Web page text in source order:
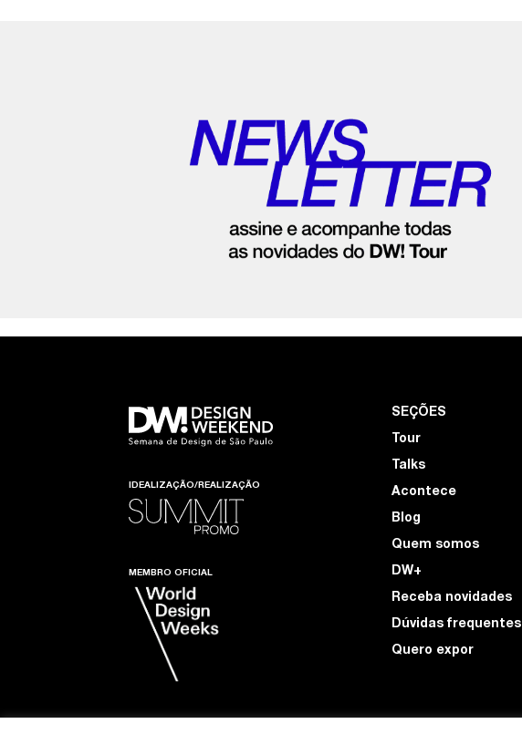
IDEALIZAÇÃO/REALIZAÇÃO
MEMBRO OFICIAL
SEÇÕES
Tour
Talks
Acontece
Blog
Quem somos
DW+
Receba novidades
Dúvidas frequentes
Quero expor